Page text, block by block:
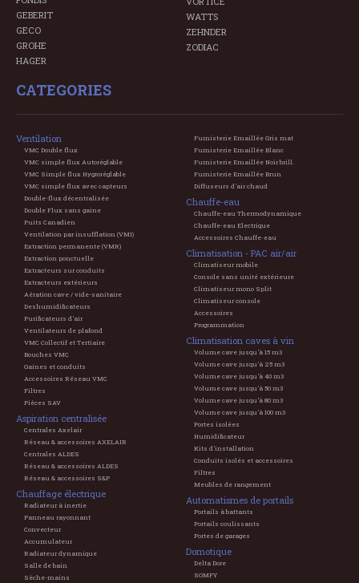
GEBERIT
GECO
GROHE
HAGER
WATTS
ZEHNDER
ZODIAC
CATEGORIES
Ventilation
VMC Double flux
VMC simple flux Autoréglable
VMC Simple flux Hygroréglable
VMC simple flux avec capteurs
Double-flux décentralisée
Double Flux sans gaine
Puits Canadien
Ventilation par insufflation (VMI)
Extraction permanente (VMR)
Extraction ponctuelle
Extracteurs sur conduits
Extracteurs extérieurs
Aération cave / vide-sanitaire
Deshumidificateurs
Purificateurs d'air
Ventilateurs de plafond
VMC Collectif et Tertiaire
Bouches VMC
Gaines et conduits
Accessoires Réseau VMC
Filtres
Pièces SAV
Aspiration centralisée
Centrales Axelair
Réseau & accessoires AXELAIR
Centrales ALDES
Réseau & accessoires ALDES
Réseau & accessoires S&P
Chauffage électrique
Radiateur à inertie
Panneau rayonnant
Convecteur
Accumulateur
Radiateur dynamique
Salle de bain
Sèche-mains
Fumisterie Emaillée Gris mat
Fumisterie Emaillée Blanc
Fumisterie Emaillée Noir brill.
Fumisterie Emaillée Brun
Diffuseurs d'air chaud
Chauffe-eau
Chauffe-eau Thermodynamique
Chauffe-eau Electrique
Accessoires Chauffe-eau
Climatisation - PAC air/air
Climatiseur mobile
Console sans unité extérieure
Climatiseur mono Split
Climatiseur console
Accessoires
Programmation
Climatisation caves à vin
Volume cave jusqu'à 15 m3
Volume cave jusqu'à 25 m3
Volume cave jusqu'à 40 m3
Volume cave jusqu'à 50 m3
Volume cave jusqu'à 80 m3
Volume cave jusqu'à 100 m3
Portes isolées
Humidificateur
Kits d'installation
Conduits isolés et accessoires
Filtres
Meubles de rangement
Automatismes de portails
Portails à battants
Portails coulissants
Portes de garages
Domotique
Delta Dore
SOMFY